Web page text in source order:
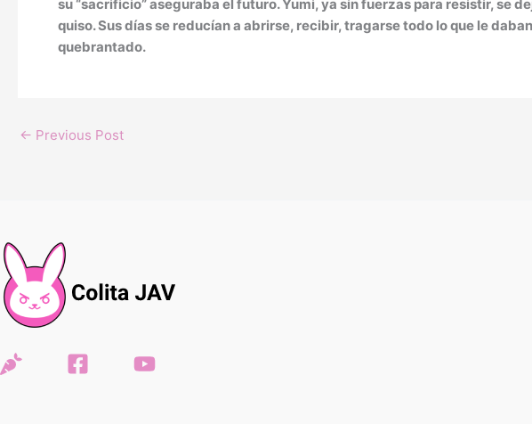
su “sacrificio” aseguraba el futuro. Yumi, ya sin fuerzas para resistir, se
quiso. Sus días se reducían a abrirse, recibir, tragarse todo lo que le
quebrantado.
← Previous Post